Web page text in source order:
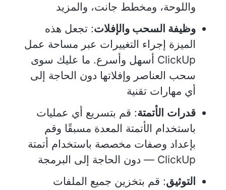
واللوحة، ومخطط جانت، والمزيد
وظيفة السحب والإفلات: تجعل هذه
الميزة إجراء التغييرات عبر مساحة عمل
ClickUp أسهل وأسرع. ما عليك سوى
سحب العناصر وإفلاتها دون الحاجة إلى
أي مهارات تقنية
قدرات الأتمتة: قم بتسريع أي عمليات
باستخدام الأتمتة المعدة مسبقًا وقم
بإعداد وصفات مخصصة باستخدام أتمتة
ClickUp — دون الحاجة إلى البرمجة
التوثيق: قم بتخزين جميع الملفات